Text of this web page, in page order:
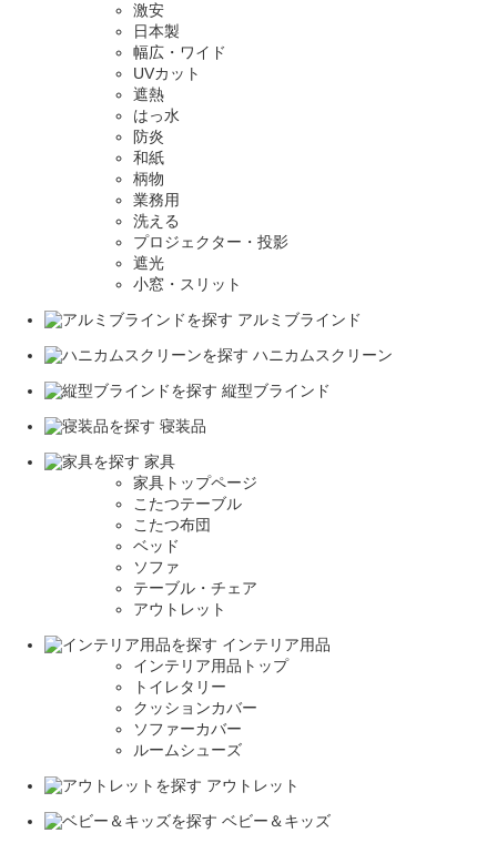
激安
日本製
幅広・ワイド
UVカット
遮熱
はっ水
防炎
和紙
柄物
業務用
洗える
プロジェクター・投影
遮光
小窓・スリット
アルミブラインド
ハニカムスクリーン
縦型ブラインド
寝装品
家具
家具トップページ
こたつテーブル
こたつ布団
ベッド
ソファ
テーブル・チェア
アウトレット
インテリア用品
インテリア用品トップ
トイレタリー
クッションカバー
ソファーカバー
ルームシューズ
アウトレット
ベビー＆キッズ